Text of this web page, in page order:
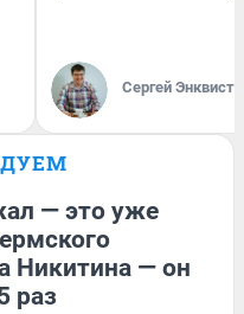
Сергей Энквист
— это уже
Никитина — он
раз